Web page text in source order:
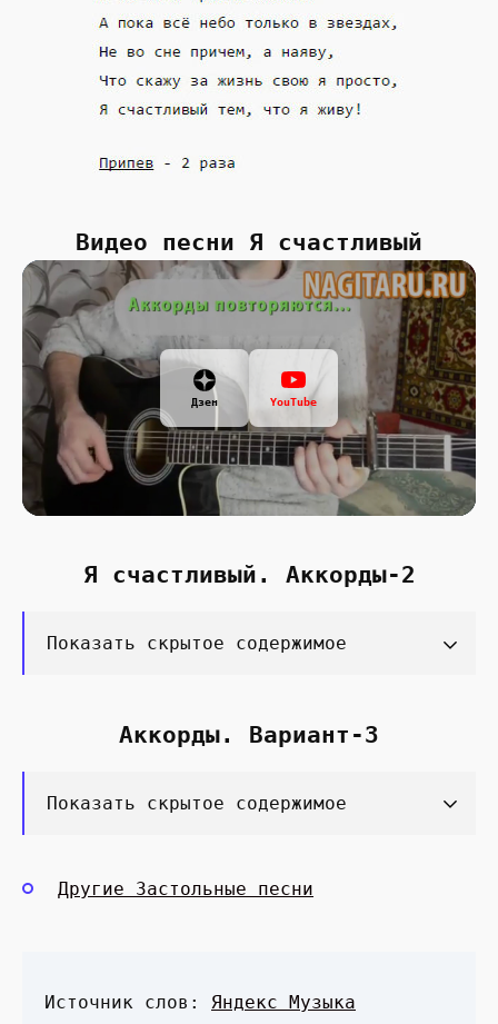
Видео песни Я счастливый
Дзен YouTube
Я счастливый. Аккорды-2
Показать скрытое содержимое
Аккорды. Вариант-3
Показать скрытое содержимое
Другие Застольные песни
Источник слов: Яндекс Музыка